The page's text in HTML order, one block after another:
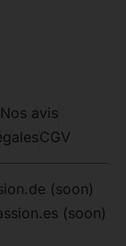
Nos avis
CGV
(soon)
(soon)